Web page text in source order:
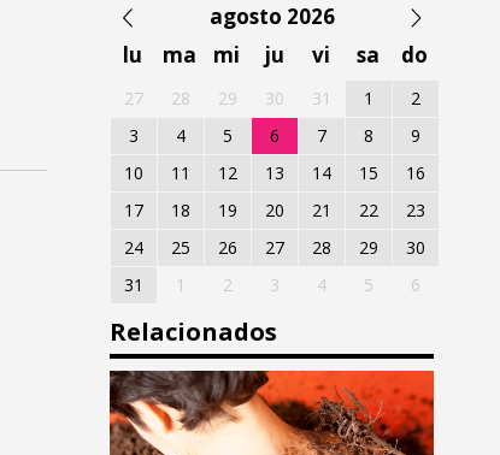
agosto 2026
lu
ma mi ju vi sa do
27 28 29 30 31 1
2
3
4 5 6 7 8
9
10
11 12 13 14 15
16
17
18 19 20 21 22
23
24
25 26 27 28 29
30
31
1 2 3 4 5 6
Relacionados